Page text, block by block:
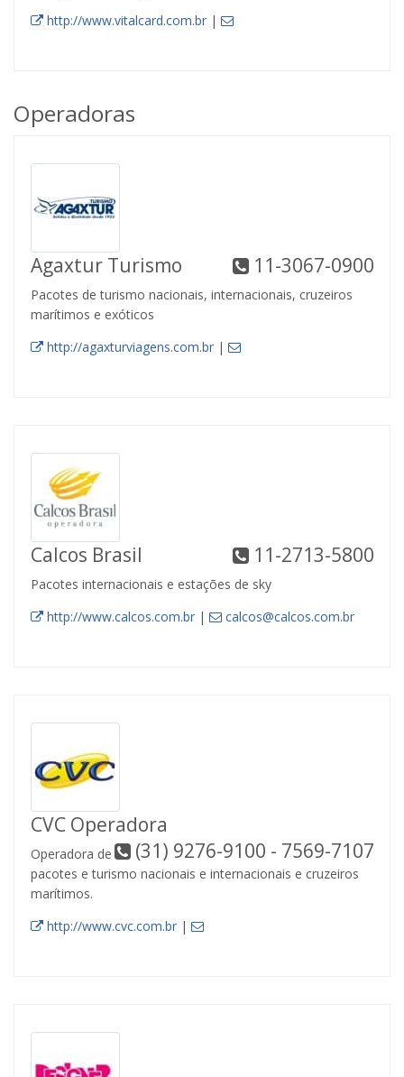
http://www.vitalcard.com.br|
Operadoras
Agaxtur Turismo 11-3067-0900
Pacotes de turismo nacionais, internacionais, cruzeiros
marítimos e exóticos
http://agaxturviagens.com.br|
Calcos Brasil 11-2713-5800
Pacotes internacionais e estações de sky
http://www.calcos.com.br| calcos@calcos.com.br
CVC Operadora
(31) 9276-9100 - 7569-7107
Operadora de
pacotes e turismo nacionais e internacionais e cruzeiros
marítimos.
http://www.cvc.com.br|